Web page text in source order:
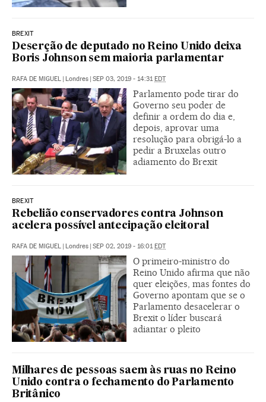
BREXIT
Deserção de deputado no Reino Unido deixa
Boris Johnson sem maioria parlamentar
RAFA DE MIGUEL | Londres | SEP 03, 2019 - 14:31 EDT
Parlamento pode tirar do
Governo seu poder de
definir a ordem do dia e,
depois, aprovar uma
resolução para obrigá-lo a
pedir a Bruxelas outro
adiamento do Brexit
BREXIT
Rebelião conservadores contra Johnson
acelera possível antecipação eleitoral
RAFA DE MIGUEL | Londres | SEP 02, 2019 - 16:01 EDT
O primeiro-ministro do
Reino Unido afirma que não
quer eleições, mas fontes do
Governo apontam que se o
Parlamento desacelerar o
Brexit o líder buscará
adiantar o pleito
Milhares de pessoas saem às ruas no Reino
Unido contra o fechamento do Parlamento
Britânico